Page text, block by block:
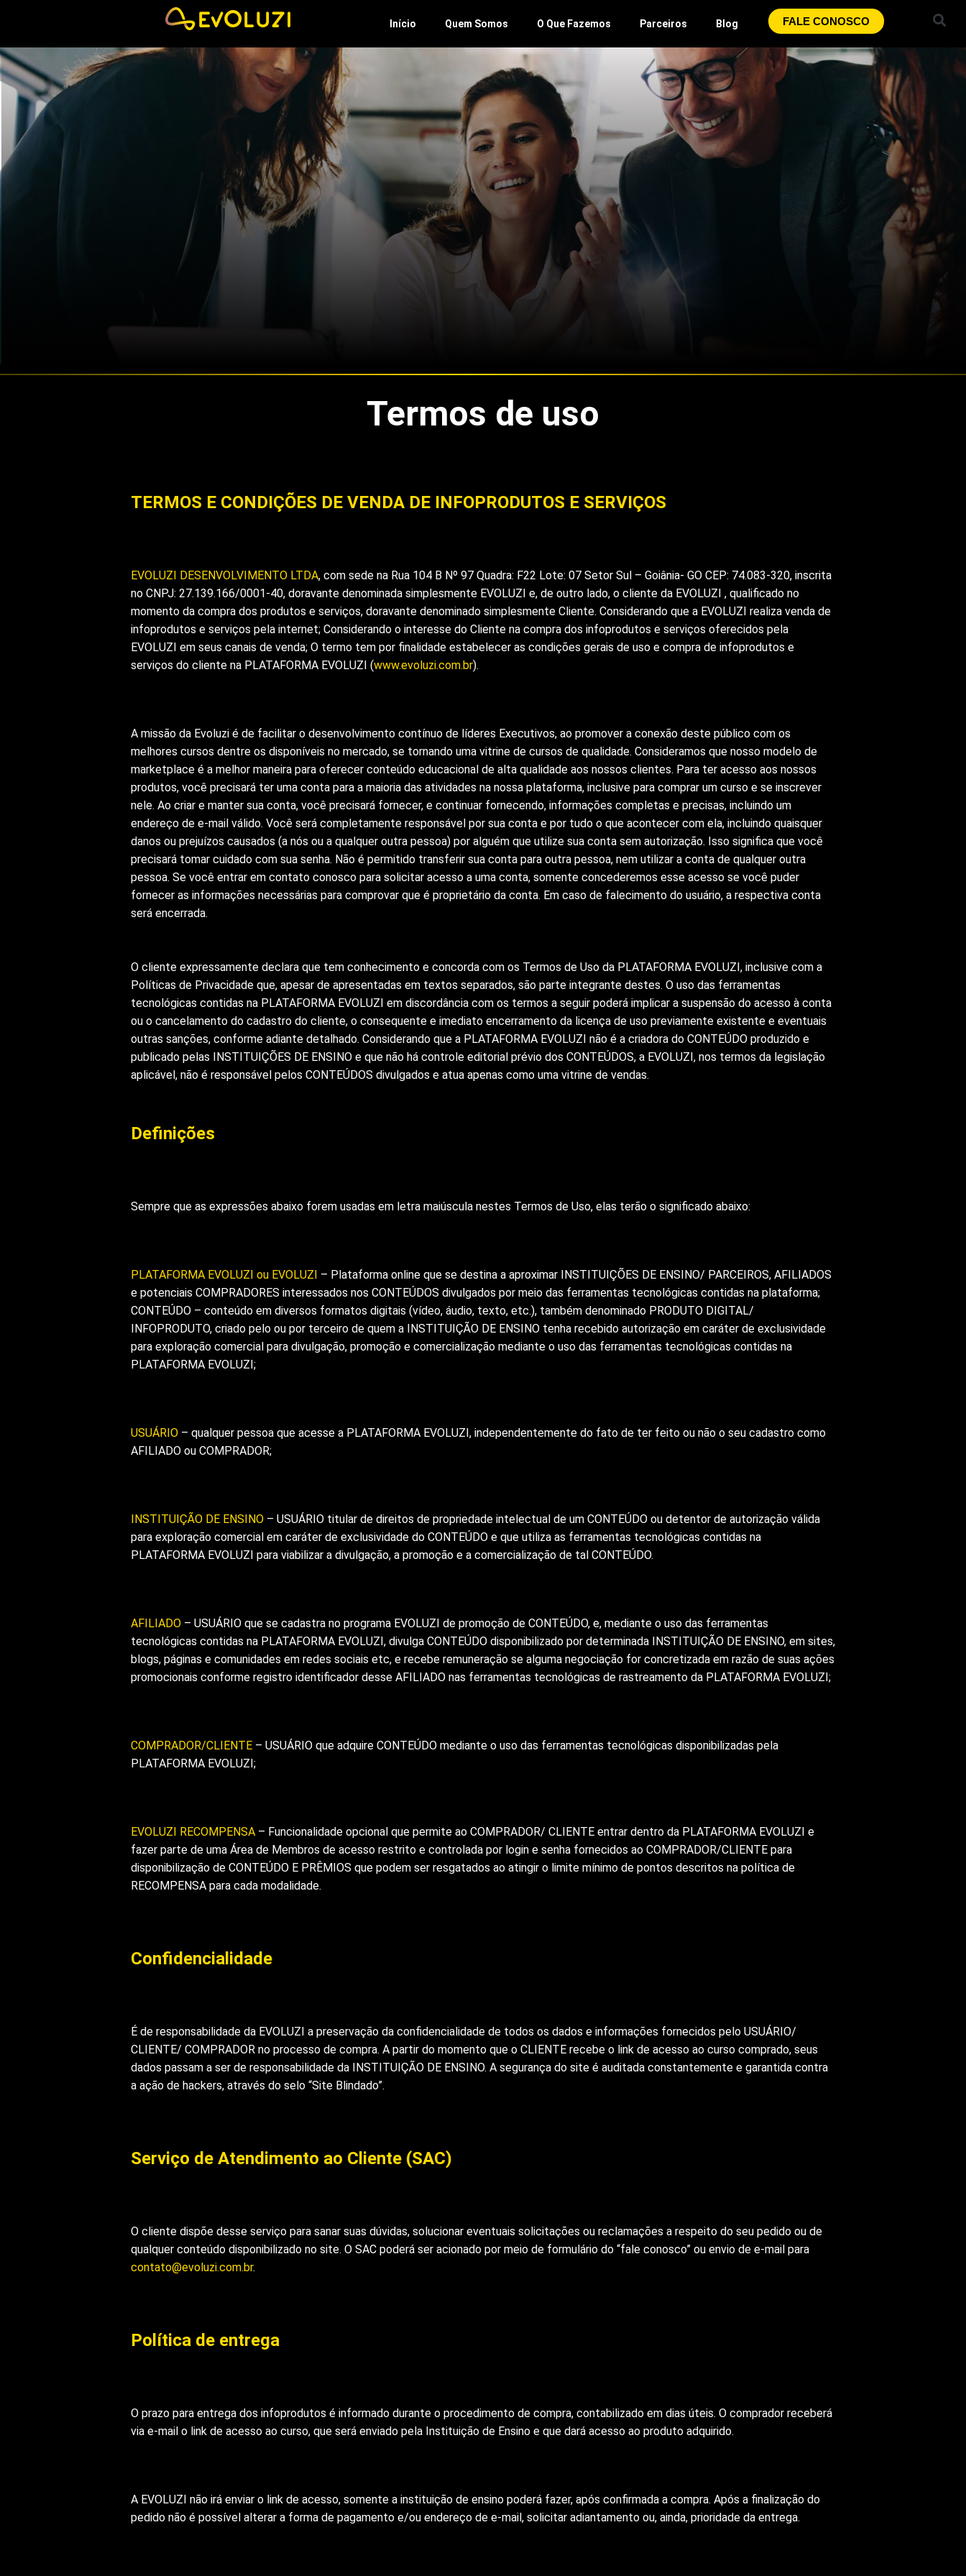
Início Quem Somos O Que Fazemos Parceiros Blog FALE CONOSCO
Termos de uso
TERMOS E CONDIÇÕES DE VENDA DE INFOPRODUTOS E SERVIÇOS
EVOLUZI DESENVOLVIMENTO LTDA, com sede na Rua 104 B Nº 97 Quadra: F22 Lote: 07 Setor Sul – Goiânia- GO CEP: 74.083-320, inscrita
no CNPJ: 27.139.166/0001-40, doravante denominada simplesmente EVOLUZI e, de outro lado, o cliente da EVOLUZI , qualificado no
momento da compra dos produtos e serviços, doravante denominado simplesmente Cliente. Considerando que a EVOLUZI realiza venda de
infoprodutos e serviços pela internet; Considerando o interesse do Cliente na compra dos infoprodutos e serviços oferecidos pela
EVOLUZI em seus canais de venda; O termo tem por finalidade estabelecer as condições gerais de uso e compra de infoprodutos e
serviços do cliente na PLATAFORMA EVOLUZI (www.evoluzi.com.br).
A missão da Evoluzi é de facilitar o desenvolvimento contínuo de líderes Executivos, ao promover a conexão deste público com os
melhores cursos dentre os disponíveis no mercado, se tornando uma vitrine de cursos de qualidade. Consideramos que nosso modelo de
marketplace é a melhor maneira para oferecer conteúdo educacional de alta qualidade aos nossos clientes. Para ter acesso aos nossos
produtos, você precisará ter uma conta para a maioria das atividades na nossa plataforma, inclusive para comprar um curso e se inscrever
nele. Ao criar e manter sua conta, você precisará fornecer, e continuar fornecendo, informações completas e precisas, incluindo um
endereço de e-mail válido. Você será completamente responsável por sua conta e por tudo o que acontecer com ela, incluindo quaisquer
danos ou prejuízos causados (a nós ou a qualquer outra pessoa) por alguém que utilize sua conta sem autorização. Isso significa que você
precisará tomar cuidado com sua senha. Não é permitido transferir sua conta para outra pessoa, nem utilizar a conta de qualquer outra
pessoa. Se você entrar em contato conosco para solicitar acesso a uma conta, somente concederemos esse acesso se você puder
fornecer as informações necessárias para comprovar que é proprietário da conta. Em caso de falecimento do usuário, a respectiva conta
será encerrada.
O cliente expressamente declara que tem conhecimento e concorda com os Termos de Uso da PLATAFORMA EVOLUZI, inclusive com a
Políticas de Privacidade que, apesar de apresentadas em textos separados, são parte integrante destes. O uso das ferramentas
tecnológicas contidas na PLATAFORMA EVOLUZI em discordância com os termos a seguir poderá implicar a suspensão do acesso à conta
ou o cancelamento do cadastro do cliente, o consequente e imediato encerramento da licença de uso previamente existente e eventuais
outras sanções, conforme adiante detalhado. Considerando que a PLATAFORMA EVOLUZI não é a criadora do CONTEÚDO produzido e
publicado pelas INSTITUIÇÕES DE ENSINO e que não há controle editorial prévio dos CONTEÚDOS, a EVOLUZI, nos termos da legislação
aplicável, não é responsável pelos CONTEÚDOS divulgados e atua apenas como uma vitrine de vendas.
Definições
Sempre que as expressões abaixo forem usadas em letra maiúscula nestes Termos de Uso, elas terão o significado abaixo:
PLATAFORMA EVOLUZI ou EVOLUZI – Plataforma online que se destina a aproximar INSTITUIÇÕES DE ENSINO/ PARCEIROS, AFILIADOS
e potenciais COMPRADORES interessados nos CONTEÚDOS divulgados por meio das ferramentas tecnológicas contidas na plataforma;
CONTEÚDO – conteúdo em diversos formatos digitais (vídeo, áudio, texto, etc.), também denominado PRODUTO DIGITAL/
INFOPRODUTO, criado pelo ou por terceiro de quem a INSTITUIÇÃO DE ENSINO tenha recebido autorização em caráter de exclusividade
para exploração comercial para divulgação, promoção e comercialização mediante o uso das ferramentas tecnológicas contidas na
PLATAFORMA EVOLUZI;
USUÁRIO – qualquer pessoa que acesse a PLATAFORMA EVOLUZI, independentemente do fato de ter feito ou não o seu cadastro como
AFILIADO ou COMPRADOR;
INSTITUIÇÃO DE ENSINO – USUÁRIO titular de direitos de propriedade intelectual de um CONTEÚDO ou detentor de autorização válida
para exploração comercial em caráter de exclusividade do CONTEÚDO e que utiliza as ferramentas tecnológicas contidas na
PLATAFORMA EVOLUZI para viabilizar a divulgação, a promoção e a comercialização de tal CONTEÚDO.
AFILIADO – USUÁRIO que se cadastra no programa EVOLUZI de promoção de CONTEÚDO, e, mediante o uso das ferramentas
tecnológicas contidas na PLATAFORMA EVOLUZI, divulga CONTEÚDO disponibilizado por determinada INSTITUIÇÃO DE ENSINO, em sites,
blogs, páginas e comunidades em redes sociais etc, e recebe remuneração se alguma negociação for concretizada em razão de suas ações
promocionais conforme registro identificador desse AFILIADO nas ferramentas tecnológicas de rastreamento da PLATAFORMA EVOLUZI;
COMPRADOR/CLIENTE – USUÁRIO que adquire CONTEÚDO mediante o uso das ferramentas tecnológicas disponibilizadas pela
PLATAFORMA EVOLUZI;
EVOLUZI RECOMPENSA – Funcionalidade opcional que permite ao COMPRADOR/ CLIENTE entrar dentro da PLATAFORMA EVOLUZI e
fazer parte de uma Área de Membros de acesso restrito e controlada por login e senha fornecidos ao COMPRADOR/CLIENTE para
disponibilização de CONTEÚDO E PRÊMIOS que podem ser resgatados ao atingir o limite mínimo de pontos descritos na política de
RECOMPENSA para cada modalidade.
Confidencialidade
É de responsabilidade da EVOLUZI a preservação da confidencialidade de todos os dados e informações fornecidos pelo USUÁRIO/
CLIENTE/ COMPRADOR no processo de compra. A partir do momento que o CLIENTE recebe o link de acesso ao curso comprado, seus
dados passam a ser de responsabilidade da INSTITUIÇÃO DE ENSINO. A segurança do site é auditada constantemente e garantida contra
a ação de hackers, através do selo “Site Blindado”.
Serviço de Atendimento ao Cliente (SAC)
O cliente dispõe desse serviço para sanar suas dúvidas, solucionar eventuais solicitações ou reclamações a respeito do seu pedido ou de
qualquer conteúdo disponibilizado no site. O SAC poderá ser acionado por meio de formulário do “fale conosco” ou envio de e-mail para
contato@evoluzi.com.br.
Política de entrega
O prazo para entrega dos infoprodutos é informado durante o procedimento de compra, contabilizado em dias úteis. O comprador receberá
via e-mail o link de acesso ao curso, que será enviado pela Instituição de Ensino e que dará acesso ao produto adquirido.
A EVOLUZI não irá enviar o link de acesso, somente a instituição de ensino poderá fazer, após confirmada a compra. Após a finalização do
pedido não é possível alterar a forma de pagamento e/ou endereço de e-mail, solicitar adiantamento ou, ainda, prioridade da entrega.